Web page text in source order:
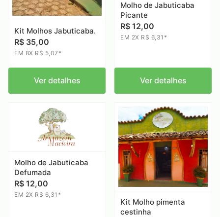
Kit Molhos Jabuticaba.
R$ 35,00
EM 8X R$ 5,07*
Ver detalhes
Molho de Jabuticaba
Picante
R$ 12,00
EM 2X R$ 6,31*
Ver detalhes
Molho de Jabuticaba
Defumada
R$ 12,00
EM 2X R$ 6,31*
Kit Molho pimenta
cestinha